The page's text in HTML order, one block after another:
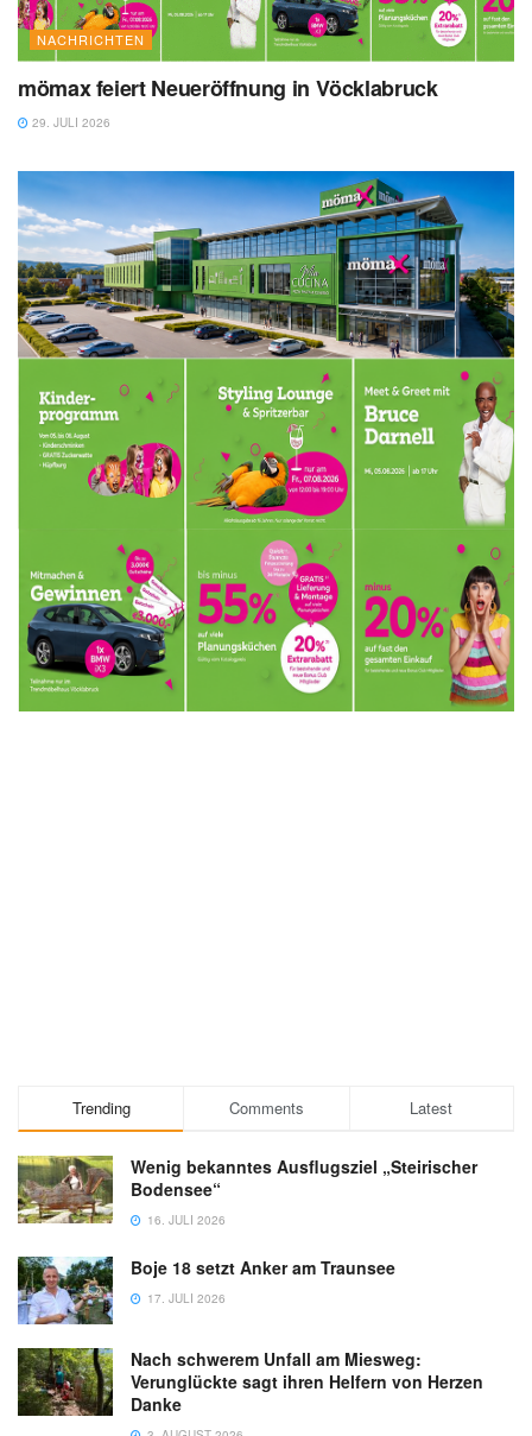
NACHRICHTEN
mömax feiert Neueröffnung in Vöcklabruck
29. JULI 2026
Trending Comments Latest
Wenig bekanntes Ausflugsziel „Steirischer
Bodensee“
16. JULI 2026
Boje 18 setzt Anker am Traunsee
17. JULI 2026
Nach schwerem Unfall am Miesweg:
Verunglückte sagt ihren Helfern von Herzen
Danke